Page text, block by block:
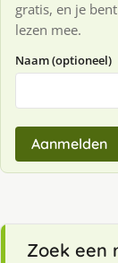
gratis, en je
lezen mee.
Naam (optioneel)
Aanmelden
Zoek een